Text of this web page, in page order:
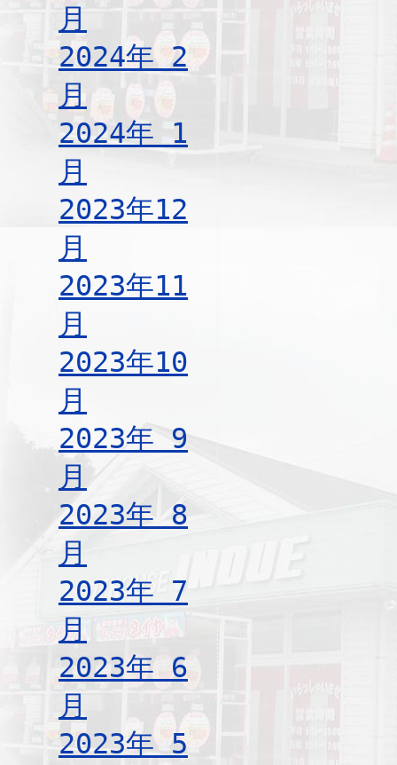
月
2024年 2
月
2024年 1
月
2023年12
月
2023年11
月
2023年10
月
2023年 9
月
2023年 8
月
2023年 7
月
2023年 6
月
2023年 5